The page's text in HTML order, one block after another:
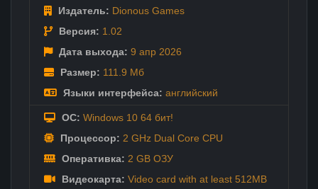
Издатель: Dionous Games
Версия: 1.02
Дата выхода: 9 апр 2026
Размер: 111.9 Мб
Языки интерфейса: английский
ОС: Windows 10 64 бит!
Процессор: 2 GHz Dual Core CPU
Оперативка: 2 GB ОЗУ
Видеокарта: Video card with at least 512MB